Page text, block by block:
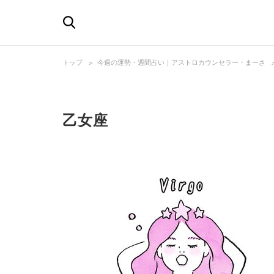
トップ 今週の運勢・週間占い｜アストロカウンセラー・まーさ
乙女座